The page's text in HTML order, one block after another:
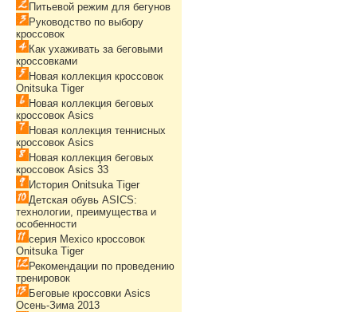
Питьевой режим для бегунов
Руководство по выбору
кроссовок
Как ухаживать за беговыми
кроссовками
Новая коллекция кроссовок
Onitsuka Tiger
Новая коллекция беговых
кроссовок Asics
Новая коллекция теннисных
кроссовок Asics
Новая коллекция беговых
кроссовок Asics 33
История Onitsuka Tiger
Детская обувь ASICS:
технологии, преимущества и
особенности
серия Mexico кроссовок
Onitsuka Tiger
Рекомендации по проведению
тренировок
Беговые кроссовки Asics
Осень-Зима 2013